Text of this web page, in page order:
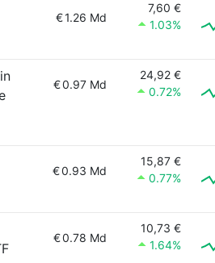
€1.26 Md
7,60 €
1.03%
€0.97 Md
24,92 €
0.72%
€0.93 Md
15,87 €
0.77%
€0.78 Md
10,73 €
1.64%